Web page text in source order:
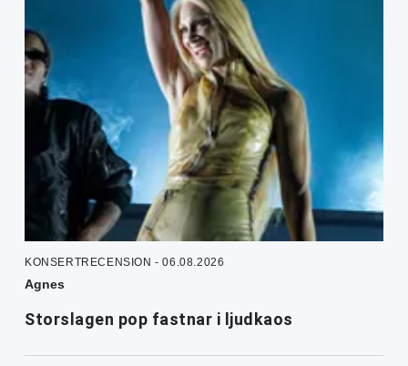
KONSERTRECENSION - 06.08.2026
Agnes
Storslagen pop fastnar i ljudkaos